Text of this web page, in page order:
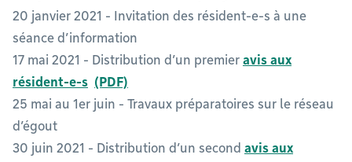
20 janvier 2021 - Invitation des résident-e-s à une
séance d’information
17 mai 2021 - Distribution d’un premier avis aux
résident-e-s
25 mai au 1er juin - Travaux préparatoires sur le réseau
d’égout
30 juin 2021 - Distribution d’un second avis aux